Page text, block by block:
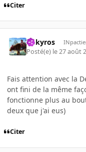
Citer
Aekyros
Posté(e) le 27 août
Fais attention avec la
ont fini de la même
fonctionne plus au
deux que j'ai eus)
Citer